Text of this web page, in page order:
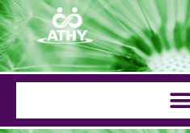
Saltar
al
contenido